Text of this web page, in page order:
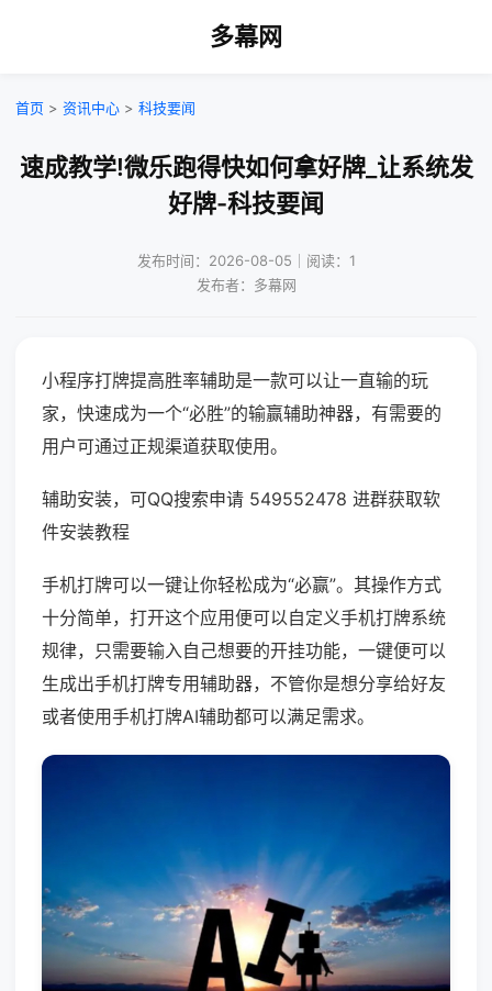
多幕网
首页 > 资讯中心 > 科技要闻
速成教学!微乐跑得快如何拿好牌_让系统发
好牌-科技要闻
发布时间：2026-08-05｜阅读：1
发布者：多幕网
小程序打牌提高胜率辅助是一款可以让一直输的玩
家，快速成为一个“必胜”的输赢辅助神器，有需要的
用户可通过正规渠道获取使用。
辅助安装，可QQ搜索申请 549552478 进群获取软
件安装教程
手机打牌可以一键让你轻松成为“必赢”。其操作方式
十分简单，打开这个应用便可以自定义手机打牌系统
规律，只需要输入自己想要的开挂功能，一键便可以
生成出手机打牌专用辅助器，不管你是想分享给好友
或者使用手机打牌AI辅助都可以满足需求。